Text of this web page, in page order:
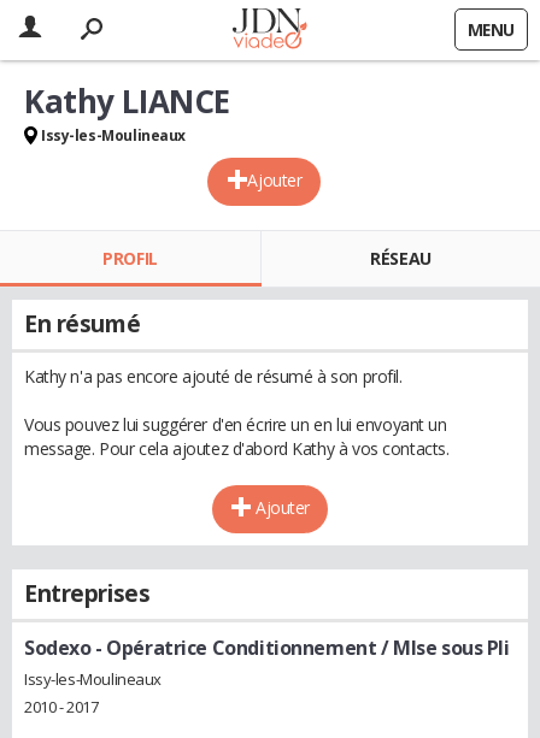
MENU
Ajouter
Kathy LIANCE
Issy-les-Moulineaux
PROFIL RÉSEAU
En résumé
Kathy n'a pas encore ajouté de résumé à son profil.
Vous pouvez lui suggérer d'en écrire un en lui envoyant un
message. Pour cela ajoutez d'abord Kathy à vos contacts.
Ajouter
Entreprises
Sodexo- Opératrice Conditionnement / MIse sous Pli
Issy-les-Moulineaux
2010 - 2017